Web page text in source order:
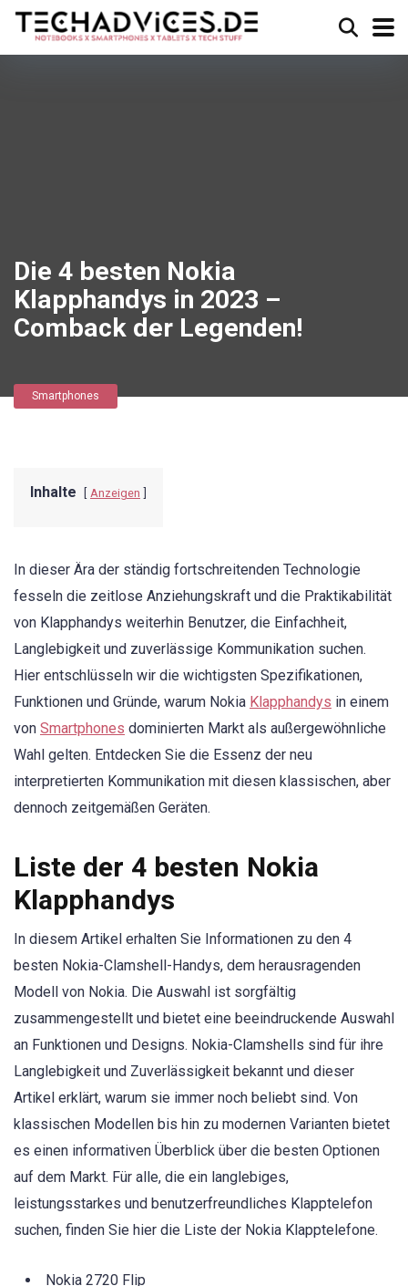
Die 4 besten Nokia
Klapphandys in 2023 –
Comback der Legenden!
Smartphones
Inhalte Anzeigen
In dieser Ära der ständig fortschreitenden Technologie
fesseln die zeitlose Anziehungskraft und die Praktikabilität
von Klapphandys weiterhin Benutzer, die Einfachheit,
Langlebigkeit und zuverlässige Kommunikation suchen.
Hier entschlüsseln wir die wichtigsten Spezifikationen,
Funktionen und Gründe, warum Nokia Klapphandys in einem
von Smartphones dominierten Markt als außergewöhnliche
Wahl gelten. Entdecken Sie die Essenz der neu
interpretierten Kommunikation mit diesen klassischen, aber
dennoch zeitgemäßen Geräten.
Liste der 4 besten Nokia
Klapphandys
In diesem Artikel erhalten Sie Informationen zu den 4
besten Nokia-Clamshell-Handys, dem herausragenden
Modell von Nokia. Die Auswahl ist sorgfältig
zusammengestellt und bietet eine beeindruckende Auswahl
an Funktionen und Designs. Nokia-Clamshells sind für ihre
Langlebigkeit und Zuverlässigkeit bekannt und dieser
Artikel erklärt, warum sie immer noch beliebt sind. Von
klassischen Modellen bis hin zu modernen Varianten bietet
es einen informativen Überblick über die besten Optionen
auf dem Markt. Für alle, die ein langlebiges,
leistungsstarkes und benutzerfreundliches Klapptelefon
suchen, finden Sie hier die Liste der Nokia Klapptelefone.
Nokia 2720 Flip